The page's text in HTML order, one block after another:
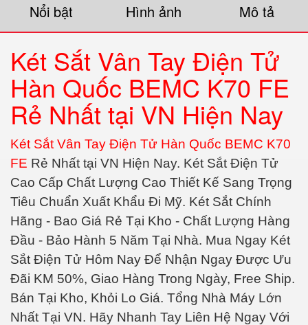
Nổi bật Hình ảnh Mô tả
Két Sắt Vân Tay Điện Tử
Hàn Quốc BEMC K70 FE
Rẻ Nhất tại VN Hiện Nay
Két Sắt Vân Tay Điện Tử Hàn Quốc BEMC K70
FE Rẻ Nhất tại VN Hiện Nay. Két Sắt Điện Tử
Cao Cấp Chất Lượng Cao Thiết Kế Sang Trọng
Tiêu Chuẩn Xuất Khẩu Đi Mỹ. Két Sắt Chính
Hãng - Bao Giá Rẻ Tại Kho - Chất Lượng Hàng
Đầu - Bảo Hành 5 Năm Tại Nhà. Mua Ngay Két
Sắt Điện Tử Hôm Nay Để Nhận Ngay Được Ưu
Đãi KM 50%, Giao Hàng Trong Ngày, Free Ship.
Bán Tại Kho, Khỏi Lo Giá. Tổng Nhà Máy Lớn
Nhất Tại VN. Hãy Nhanh Tay Liên Hệ Ngay Với